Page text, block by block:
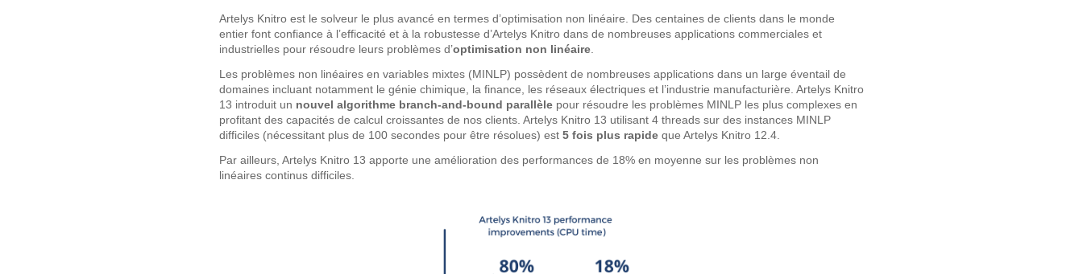
Artelys Knitro est le solveur le plus avancé en termes d’optimisation non linéaire. Des centaines de clients dans le monde
entier font confiance à l’efficacité et à la robustesse d’Artelys Knitro dans de nombreuses applications commerciales et
industrielles pour résoudre leurs problèmes d’optimisation non linéaire
Les problèmes non linéaires en variables mixtes (MINLP) possèdent de nombreuses applications dans un large éventail de
domaines incluant notamment le génie chimique, la finance, les réseaux électriques et l’industrie manufacturière. Artelys Knitro
13 introduit un nouvel algorithme branch-and-bound parallèle pour résoudre les problèmes MINLP les plus complexes en
profitant des capacités de calcul croissantes de nos clients. Artelys Knitro 13 utilisant 4 threads sur des instances MINLP
difficiles (nécessitant plus de 100 secondes pour être résolues) est 5 fois plus rapide que Artelys Knitro 12.4.
Par ailleurs, Artelys Knitro 13 apporte une amélioration des performances de 18% en moyenne sur les problèmes non
linéaires continus difficiles.